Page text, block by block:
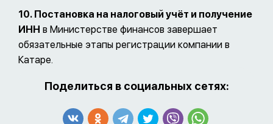
10. Постановка на налоговый учёт и получение
ИНН в Министерстве финансов завершает
обязательные этапы регистрации компании в
Катаре.
Поделиться в социальных сетях: